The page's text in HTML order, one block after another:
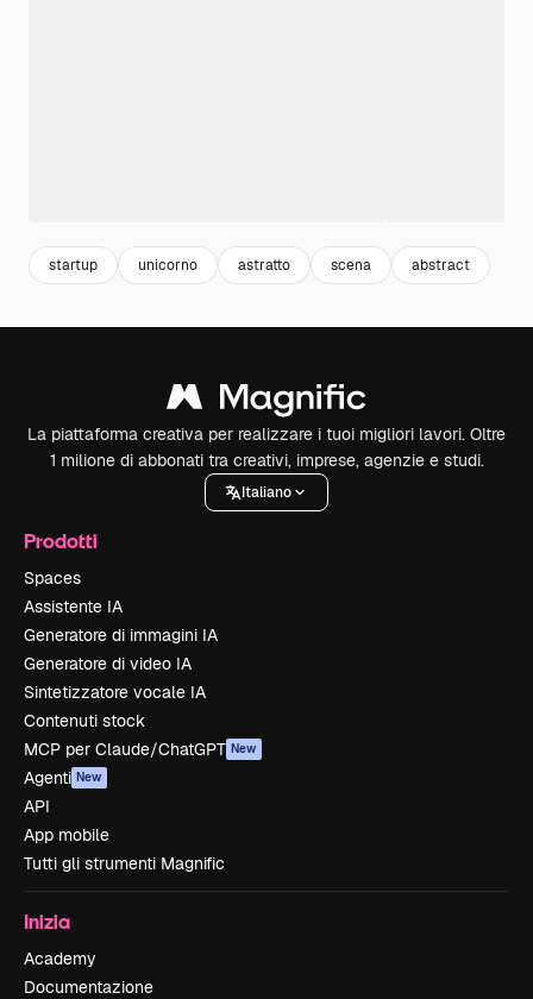
startup unicorno astratto scena abstract
La piattaforma creativa per realizzare i tuoi migliori lavori. Oltre
1 milione di abbonati tra creativi, imprese, agenzie e studi.
Italiano
Prodotti
Spaces
Assistente IA
Generatore di immagini IA
Generatore di video IA
Sintetizzatore vocale IA
Contenuti stock
MCP per Claude/ChatGPT New
Agenti New
API
App mobile
Tutti gli strumenti Magnific
Inizia
Academy
Documentazione